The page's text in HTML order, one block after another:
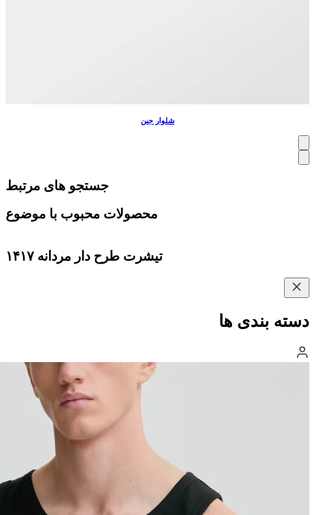
شلوار جین
جستجو های مرتبط
محصولات محبوب با موضوع
تیشرت طرح دار مردانه ۱۴۱۷
دسته بندی ها